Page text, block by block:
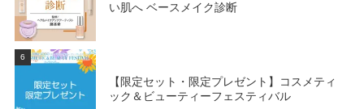
い肌へ ベースメイク診断
6
【限定セット・限定プレゼント】コスメティ
ック＆ビューティーフェスティバル